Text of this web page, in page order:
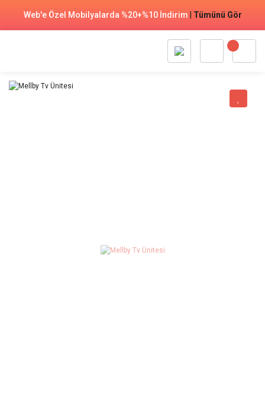
Web'e Özel Mobilyalarda %20+%10 İndirim Tümünü Gör